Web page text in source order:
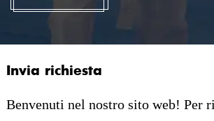
Invia richiesta
Benvenuti nel nostro sito web! Per